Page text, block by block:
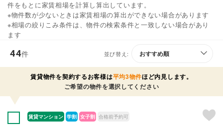
件をもとに家賃相場を計算し算出しています。
※物件数が少ないときは家賃相場の算出ができない場合があります
※相場の絞りこみ条件は、物件の検索条件と一致しない場合があり
ます
44件 並び替え:
賃貸物件を契約するお客様は平均3物件ほど内見します。
ご希望の物件を選択してください
賃貸マンション 学割 女子割 合格前予約可